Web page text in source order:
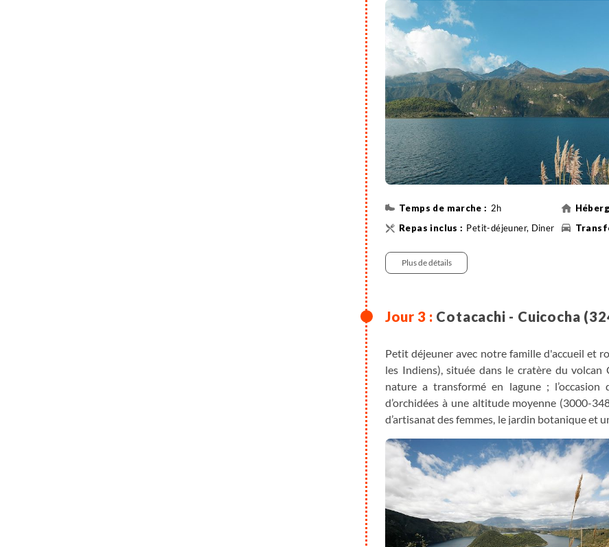
possédaient les peuples quechua sur le soleil.
de la province d'Imbabura. Dîner à Cotacachi
nous accueille pour la nuit.
2h
Petit-déjeuner, Diner
Plus de détails
Cotacachi - Cuicocha
Petit déjeuner avec notre famille d'accueil et
les Indiens), située dans le cratère du
nature a transformé en lagune ;
d’orchidées à une altitude moyenne (3000-
d’artisanat des femmes, le jardin botanique et
d'apprendre à préparer quelques
"empanadas de viento", sorte de chaussons
Deuxième nuit dans la communauté.